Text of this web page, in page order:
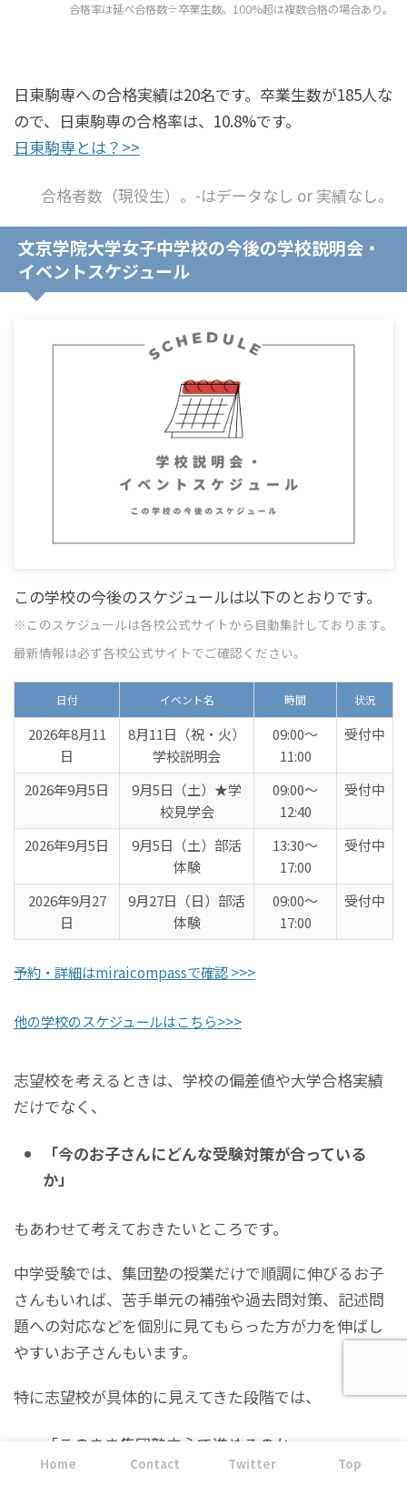
合格率は延べ合格数÷卒業生数。100%超は複数合格の場合あり。
日東駒専への合格実績は20名です。卒業生数が185人な
ので、日東駒専の合格率は、10.8%です。
日東駒専とは？>>
合格者数（現役生）。-はデータなし or 実績なし。
文京学院大学女子中学校の今後の学校説明会・
イベントスケジュール
この学校の今後のスケジュールは以下のとおりです。
※このスケジュールは各校公式サイトから自動集計しております。
最新情報は必ず各校公式サイトでご確認ください。
日付 イベント名 時間 状況
2026年8月11
日
8月11日（祝・火）
学校説明会
09:00〜
11:00
受付中
2026年9月5日
9月5日（土）★学
校見学会
09:00〜
12:40
受付中
2026年9月5日
9月5日（土）部活
体験
13:30〜
17:00
受付中
2026年9月27
日
9月27日（日）部活
体験
09:00〜
17:00
受付中
予約・詳細はmiraicompassで確認 >>>
他の学校のスケジュールはこちら>>>
志望校を考えるときは、学校の偏差値や大学合格実績
だけでなく、
「今のお子さんにどんな受験対策が合っている
か」
もあわせて考えておきたいところです。
中学受験では、集団塾の授業だけで順調に伸びるお子
さんもいれば、苦手単元の補強や過去問対策、記述問
題への対応などを個別に見てもらった方が力を伸ばし
やすいお子さんもいます。
特に志望校が具体的に見えてきた段階では、
「このまま集団塾中心で進めるのか」
Home Contact Twitter Top